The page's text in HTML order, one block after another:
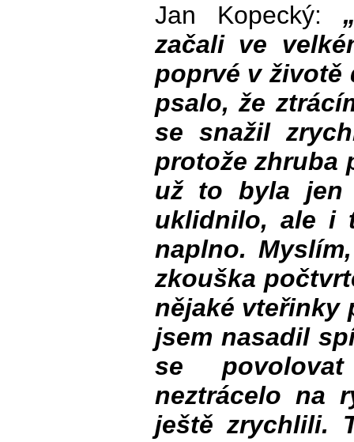
Jan Kopecký:
začali ve
poprvé v životě
psalo, že
se snažil
protože zhruba
už to byla jen
uklidnilo, ale i
naplno.
zkouška
nějaké vteřinky
jsem nasadil
se
neztrácelo na
ještě zrychlili.